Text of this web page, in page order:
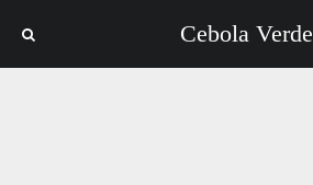
Cebola Verde